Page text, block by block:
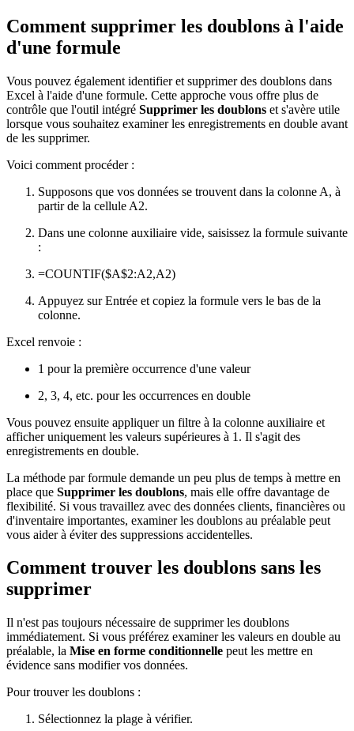
Comment supprimer les doublons à l'aide
d'une formule
Vous pouvez également identifier et supprimer des doublons dans
Excel à l'aide d'une formule. Cette approche vous offre plus de
contrôle que l'outil intégré Supprimer les doublons et s'avère utile
lorsque vous souhaitez examiner les enregistrements en double avant
de les supprimer.
Voici comment procéder :
Supposons que vos données se trouvent dans la colonne A, à
partir de la cellule A2.
Dans une colonne auxiliaire vide, saisissez la formule suivante
:
=COUNTIF($A$2:A2,A2)
Appuyez sur Entrée et copiez la formule vers le bas de la
colonne.
Excel renvoie :
1 pour la première occurrence d'une valeur
2, 3, 4, etc. pour les occurrences en double
Vous pouvez ensuite appliquer un filtre à la colonne auxiliaire et
afficher uniquement les valeurs supérieures à 1. Il s'agit des
enregistrements en double.
La méthode par formule demande un peu plus de temps à mettre en
place que Supprimer les doublons, mais elle offre davantage de
flexibilité. Si vous travaillez avec des données clients, financières ou
d'inventaire importantes, examiner les doublons au préalable peut
vous aider à éviter des suppressions accidentelles.
Comment trouver les doublons sans les
supprimer
Il n'est pas toujours nécessaire de supprimer les doublons
immédiatement. Si vous préférez examiner les valeurs en double au
préalable, la Mise en forme conditionnelle peut les mettre en
évidence sans modifier vos données.
Pour trouver les doublons :
Sélectionnez la plage à vérifier.